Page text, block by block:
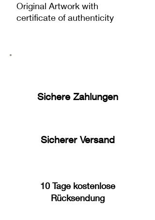
Original Artwork with
certificate of authenticity
Sichere Zahlungen
Sicherer Versand
10 Tage kostenlose
Rücksendung